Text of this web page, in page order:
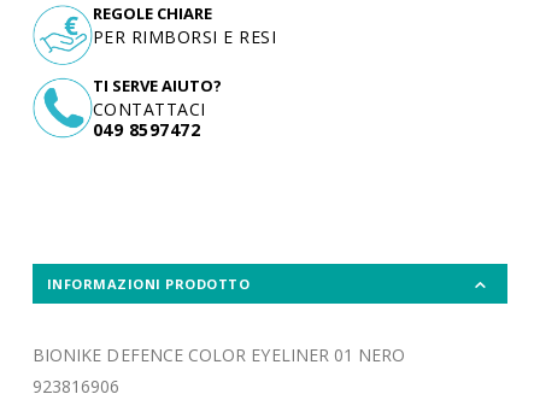
TI SERVE AIUTO?
CONTATTACI
049 8597472
REGOLE CHIARE
PER RIMBORSI E RESI
INFORMAZIONI PRODOTTO
BIONIKE DEFENCE COLOR EYELINER 01 NERO
923816906